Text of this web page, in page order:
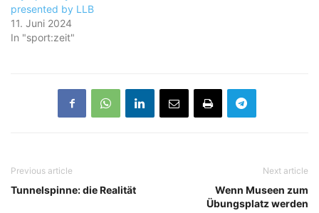
presented by LLB
11. Juni 2024
In "sport:zeit"
Previous article
Tunnelspinne: die Realität
Next article
Wenn Museen zum
Übungsplatz werden